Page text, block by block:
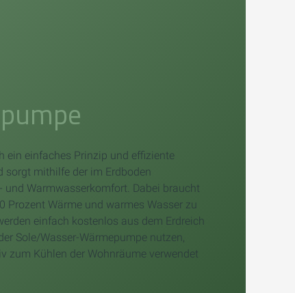
ein einfaches Prinzip und effiziente
sorgt mithilfe der im Erdboden
Warmwasserkomfort. Dabei braucht
Prozent Wärme und warmes Wasser zu
einfach kostenlos aus dem Erdreich
Sole/Wasser-Wärmepumpe nutzen,
zum Kühlen der Wohnräume verwendet